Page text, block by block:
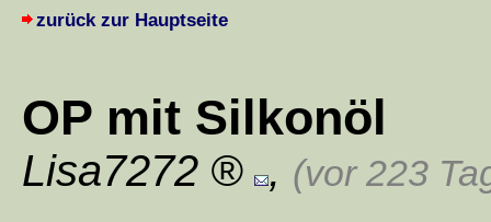
zurück zur Hauptseite
OP mit Silkonöl
Lisa7272 , (vor 223